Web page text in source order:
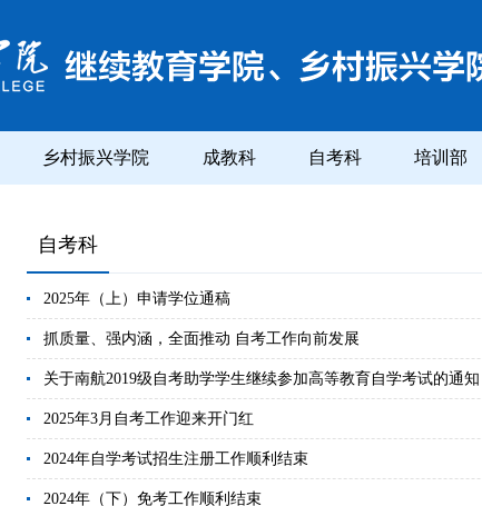
乡村振兴学院 成教科 自考科 培训部
自考科
2025年（上）申请学位通稿
抓质量、强内涵，全面推动 自考工作向前发展
关于南航2019级自考助学学生继续参加高等教育自学考试的通知
2025年3月自考工作迎来开门红
2024年自学考试招生注册工作顺利结束
2024年（下）免考工作顺利结束